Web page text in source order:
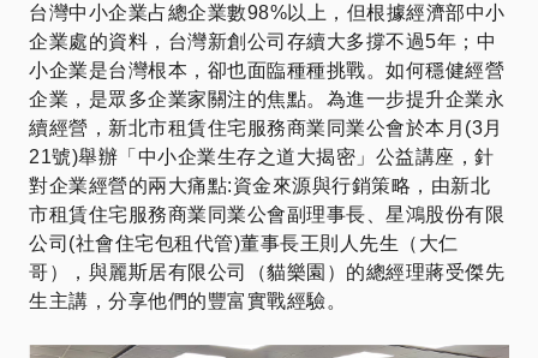
台灣中小企業占總企業數98%以上，但根據經濟部中小
企業處的資料，台灣新創公司存續大多撐不過5年；中
小企業是台灣根本，卻也面臨種種挑戰。如何穩健經營
企業，是眾多企業家關注的焦點。為進一步提升企業永
續經營，新北市租賃住宅服務商業同業公會於本月(3月
21號)舉辦「中小企業生存之道大揭密」公益講座，針
對企業經營的兩大痛點:資金來源與行銷策略，由新北
市租賃住宅服務商業同業公會副理事長、星鴻股份有限
公司(社會住宅包租代管)董事長王則人先生（大仁
哥），與麗斯居有限公司（貓樂園）的總經理蔣受傑先
生主講，分享他們的豐富實戰經驗。